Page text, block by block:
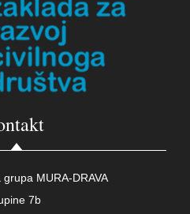
MURA-DRAVA
7b